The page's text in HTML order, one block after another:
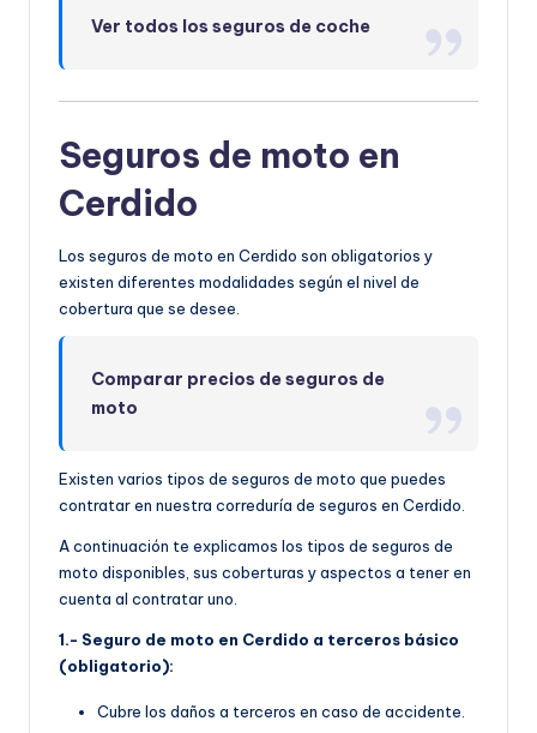
Ver todos los seguros de coche
Seguros de moto en
Cerdido
Los seguros de moto en Cerdido son obligatorios y
existen diferentes modalidades según el nivel de
cobertura que se desee.
Comparar precios de seguros de
moto
Existen varios tipos de seguros de moto que puedes
contratar en nuestra correduría de seguros en Cerdido.
A continuación te explicamos los tipos de seguros de
moto disponibles, sus coberturas y aspectos a tener en
cuenta al contratar uno.
1.- Seguro de moto en Cerdido a terceros básico
(obligatorio):
Cubre los daños a terceros en caso de accidente.